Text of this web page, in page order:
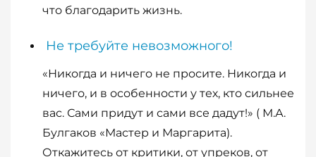
что благодарить жизнь.
Не требуйте невозможного!
«Никогда и ничего не просите. Никогда и
ничего, и в особенности у тех, кто сильнее
вас. Сами придут и сами все дадут!» ( М.А.
Булгаков «Мастер и Маргарита).
Откажитесь от критики, от упреков, от